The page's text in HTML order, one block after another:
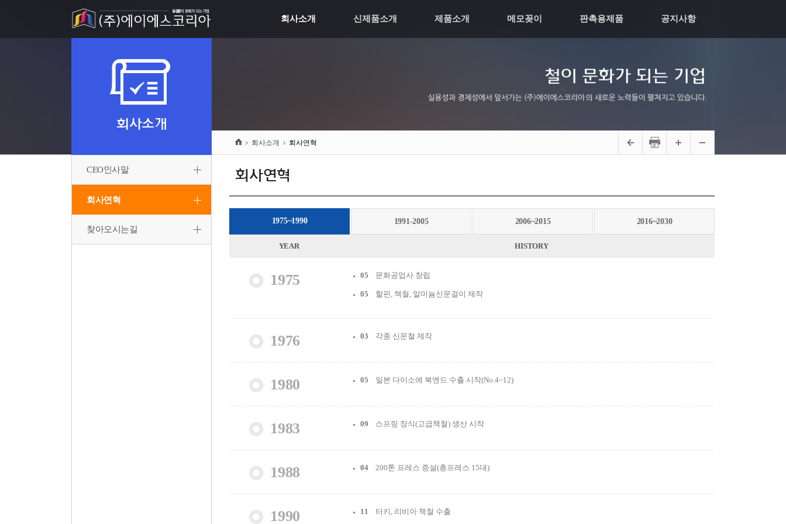
공지사항
판촉용제품
메모꽂이
제품소개
신제품소개
회사소개
회사소개
CEO인사말
회사연혁
찾아오시는길
회사소개 회사연혁
회사연혁
1975~1990 1991-2005 2006~2015 2016~2030
YEAR HISTORY
1975 05 문화공업사 창립
05 할핀, 책철, 알미늄신문걸이 제작
1976 03 각종 신문철 제작
1980 05 일본 다이소에 북엔드 수출 시작(No.4~12)
1983 09 스프링 장식(고급책철) 생산 시작
1988 04 200톤 프레스 증설(총프레스 15대)
1990 11 터키, 리비아 책철 수출